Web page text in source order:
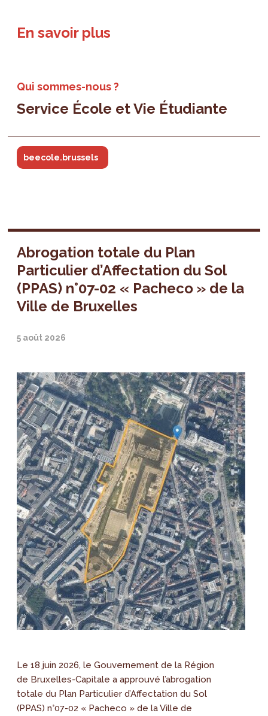
En savoir plus
Qui sommes-nous ?
Service École et Vie Étudiante
beecole.brussels
Abrogation totale du Plan
Particulier d’Affectation du Sol
(PPAS) n°07-02 « Pacheco » de la
Ville de Bruxelles
5 août 2026
Le 18 juin 2026, le Gouvernement de la Région
de Bruxelles-Capitale a approuvé l’abrogation
totale du Plan Particulier d’Affectation du Sol
(PPAS) n°07-02 « Pacheco » de la Ville de